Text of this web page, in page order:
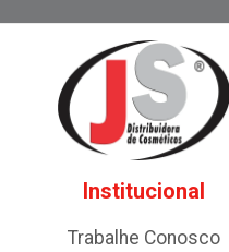
Institucional
Trabalhe Conosco